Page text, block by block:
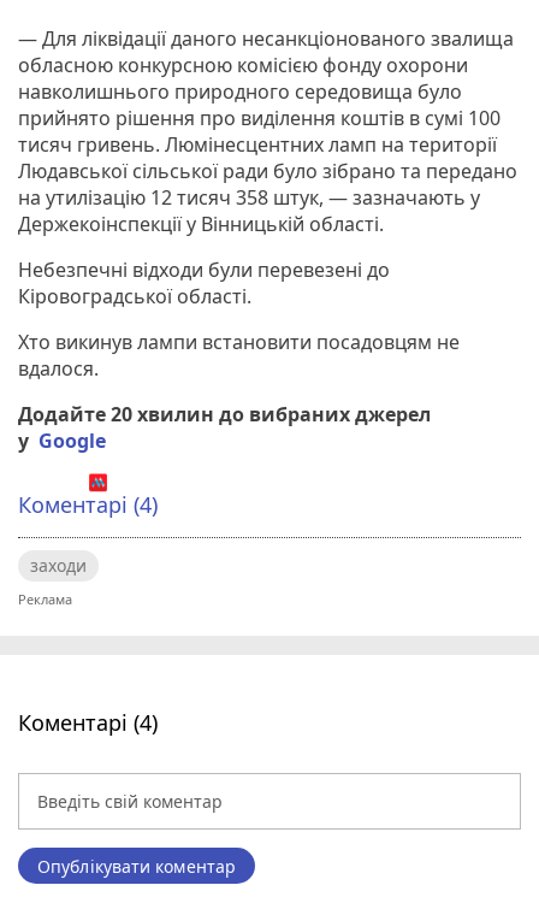
— Для ліквідації даного несанкціонованого звалища
обласною конкурсною комісією фонду охорони
навколишнього природного середовища було
прийнято рішення про виділення коштів в сумі 100
тисяч гривень. Люмінесцентних ламп на території
Людавської сільської ради було зібрано та передано
на утилізацію 12 тисяч 358 штук, — зазначають у
Держекоінспекції у Вінницькій області.
Небезпечні відходи були перевезені до
Кіровоградської області.
Хто викинув лампи встановити посадовцям не
вдалося.
Додайте 20 хвилин до вибраних джерел
у Google
Коментарі (4)
заходи
Коментарі (4)
Опублікувати коментар